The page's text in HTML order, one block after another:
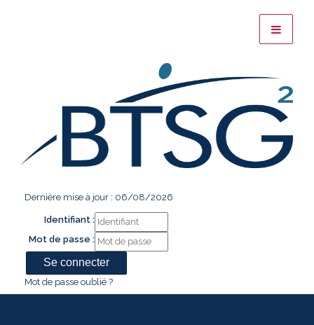
Dernière mise à jour : 06/08/2026
Identifiant :
Mot de passe :
Mot de passe oublié ?